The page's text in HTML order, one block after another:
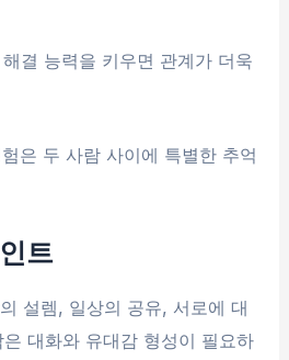
결 능력을 키우면 관계가 더욱
은 두 사람 사이에 특별한 추억
트
설렘, 일상의 공유, 서로에 대
대화와 유대감 형성이 필요하